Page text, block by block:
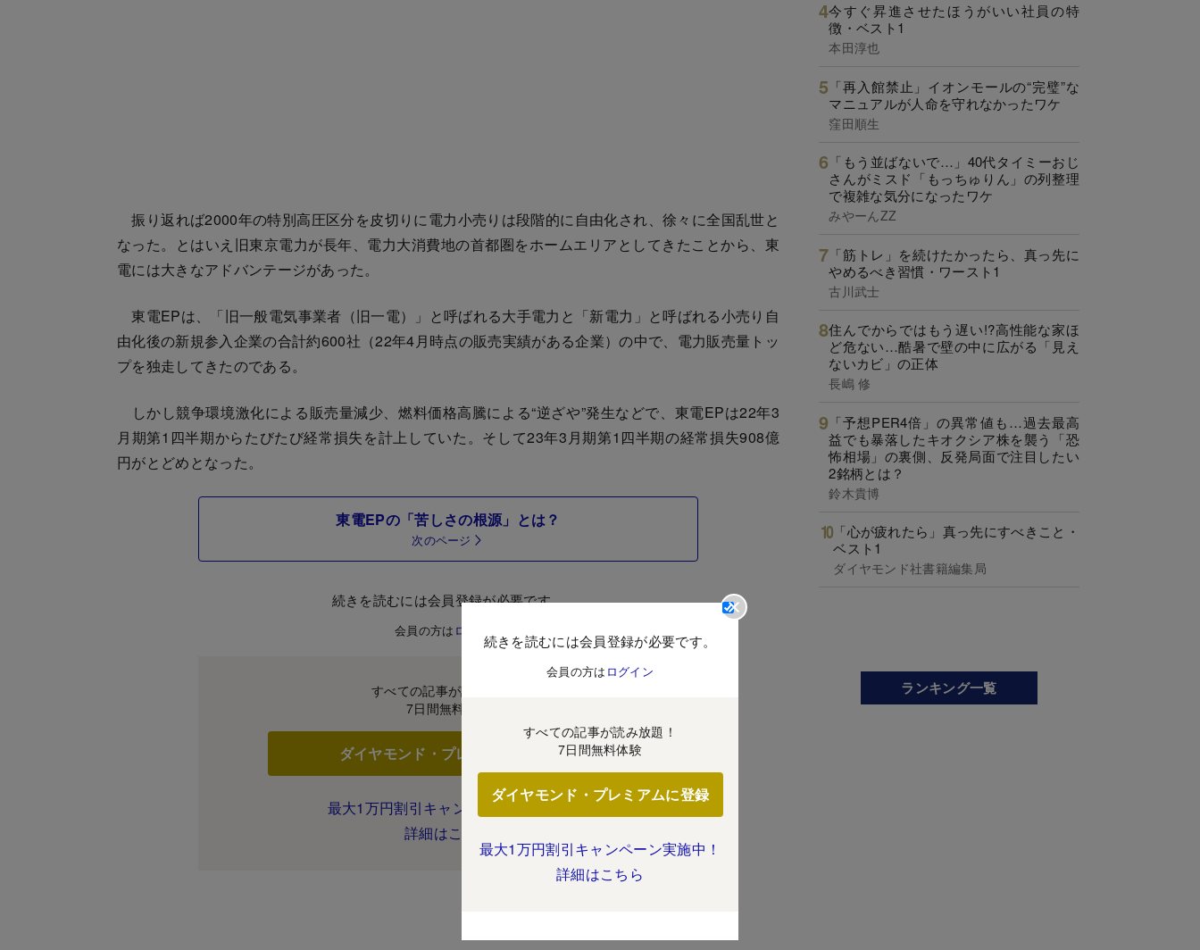
振り返れば2000年の特別高圧区分を皮切りに電力小売りは段階的に自由化され、徐々に全国乱世と
なった。とはいえ旧東京電力が長年、電力大消費地の首都圏をホームエリアとしてきたことから、東
電には大きなアドバンテージがあった。
東電EPは、「旧一般電気事業者（旧一電）」と呼ばれる大手電力と「新電力」と呼ばれる小売り自
由化後の新規参入企業の合計約600社（22年4月時点の販売実績がある企業）の中で、電力販売量トッ
プを独走してきたのである。
しかし競争環境激化による販売量減少、燃料価格高騰による“逆ざや”発生などで、東電EPは22年3
月期第1四半期からたびたび経常損失を計上していた。そして23年3月期第1四半期の経常損失908億
円がとどめとなった。
東電EPの「苦しさの根源」とは？
次のページ
続きを読むには会員登録が必要です。
会員の方は ログイン
すべての記事が読み放題！
7日間無料体験
ダイヤモンド・プレミアムに登録
最大1万円割引キャンペーン実施中！
詳細はこちら
続きを読むには会員登録が必要です。
会員の方は ログイン
すべての記事が読み放題！
7日間無料体験
ダイヤモンド・プレミアムに登録
最大1万円割引キャンペーン実施中！
詳細はこちら
今すぐ昇進させたほうがいい社員の特
徴・ベスト1
本田淳也
「再入館禁止」イオンモールの“完璧”な
マニュアルが人命を守れなかったワケ
窪田順生
「もう並ばないで…」40代タイミーおじ
さんがミスド「もっちゅりん」の列整理
で複雑な気分になったワケ
みやーんZZ
「筋トレ」を続けたかったら、真っ先に
やめるべき習慣・ワースト1
古川武士
住んでからではもう遅い!?高性能な家ほ
ど危ない…酷暑で壁の中に広がる「見え
ないカビ」の正体
長嶋 修
「予想PER4倍」の異常値も…過去最高
益でも暴落したキオクシア株を襲う「恐
怖相場」の裏側、反発局面で注目したい
2銘柄とは？
鈴木貴博
「心が疲れたら」真っ先にすべきこと・
ベスト1
ダイヤモンド社書籍編集局
ランキング一覧